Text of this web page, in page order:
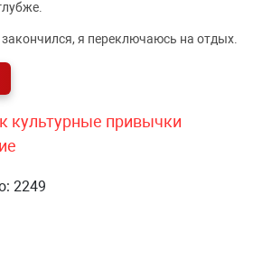
я переключаюсь на отдых.
культурные привычки
2249